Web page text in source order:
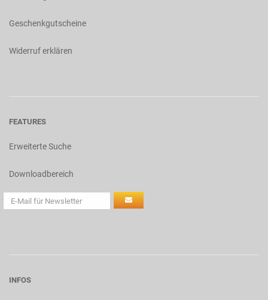
Geschenkgutscheine
Widerruf erklären
FEATURES
Erweiterte Suche
Downloadbereich
INFOS